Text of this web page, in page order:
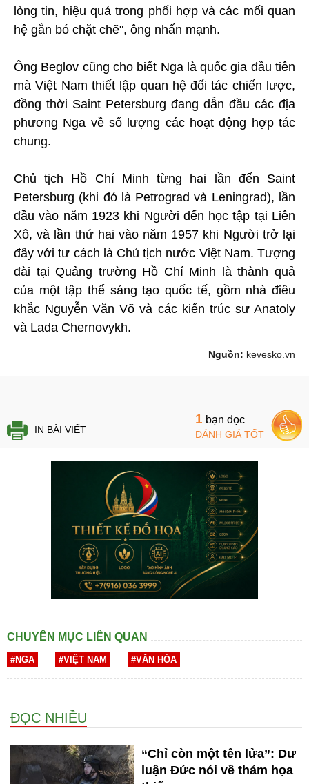
lòng tin, hiệu quả trong phối hợp và các mối quan
hệ gắn bó chặt chẽ", ông nhấn mạnh.
Ông Beglov cũng cho biết Nga là quốc gia đầu tiên
mà Việt Nam thiết lập quan hệ đối tác chiến lược,
đồng thời Saint Petersburg đang dẫn đầu các địa
phương Nga về số lượng các hoạt động hợp tác
chung.
Chủ tịch Hồ Chí Minh từng hai lần đến Saint
Petersburg (khi đó là Petrograd và Leningrad), lần
đầu vào năm 1923 khi Người đến học tập tại Liên
Xô, và lần thứ hai vào năm 1957 khi Người trở lại
đây với tư cách là Chủ tịch nước Việt Nam. Tượng
đài tại Quảng trường Hồ Chí Minh là thành quả
của một tập thể sáng tạo quốc tế, gồm nhà điêu
khắc Nguyễn Văn Võ và các kiến trúc sư Anatoly
và Lada Chernovykh.
Nguồn: kevesko.vn
IN BÀI VIẾT
1 bạn đọc
ĐÁNH GIÁ TỐT
CHUYÊN MỤC LIÊN QUAN
#NGA #VIỆT NAM #VĂN HÓA
ĐỌC NHIỀU
“Chỉ còn một tên lửa”: Dư
luận Đức nói về thảm họa